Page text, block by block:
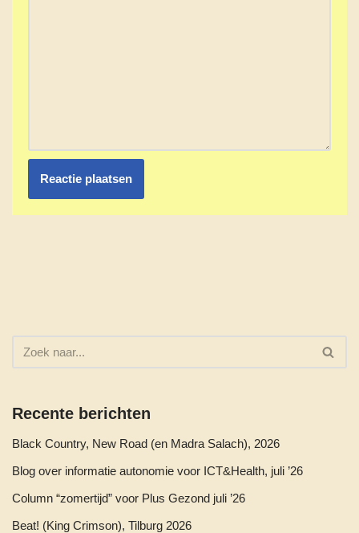
Recente berichten
Black Country, New Road (en Madra Salach), 2026
Blog over informatie autonomie voor ICT&Health, juli ’26
Column “zomertijd” voor Plus Gezond juli ’26
Beat! (King Crimson), Tilburg 2026